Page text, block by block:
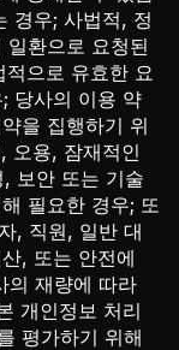
경우; 사법적, 정
환으로 요청된
으로 유효한 요
당사의 이용 약
을 집행하기 위
오용, 잠재적인
보안 또는 기술
필요한 경우; 또
, 직원, 일반 대
, 또는 안전에
의 재량에 따라
개인정보 처리
평가하기 위해